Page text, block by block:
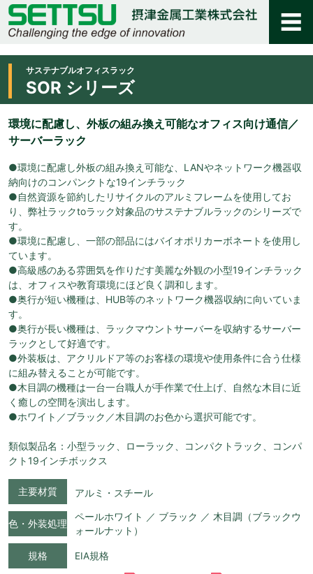
サステナブルオフィスラック
SOR シリーズ
環境に配慮し、外板の組み換え可能なオフィス向け通信／
サーバーラック
●環境に配慮し外板の組み換え可能な、LANやネットワーク機器収
納向けのコンパンクトな19インチラック
●自然資源を節約したリサイクルのアルミフレームを使用してお
り、弊社ラックtoラック対象品のサステナブルラックのシリーズで
す。
●環境に配慮し、一部の部品にはバイオポリカーボネートを使用し
ています。
●高級感のある雰囲気を作りだす美麗な外観の小型19インチラック
は、オフィスや教育環境にほど良く調和します。
●奥行が短い機種は、HUB等のネットワーク機器収納に向いていま
す。
●奥行が長い機種は、ラックマウントサーバーを収納するサーバー
ラックとして好適です。
●外装板は、アクリルドア等のお客様の環境や使用条件に合う仕様
に組み替えることが可能です。
●木目調の機種は一台一台職人が手作業で仕上げ、自然な木目に近
く癒しの空間を演出します。
●ホワイト／ブラック／木目調のお色から選択可能です。
類似製品名：小型ラック、ローラック、コンパクトラック、コンパ
クト19インチボックス
主要材質 アルミ・スチール
色・外装処理
ペールホワイト ／ ブラック ／ 木目調（ブラックウ
ォールナット）
規格 EIA規格